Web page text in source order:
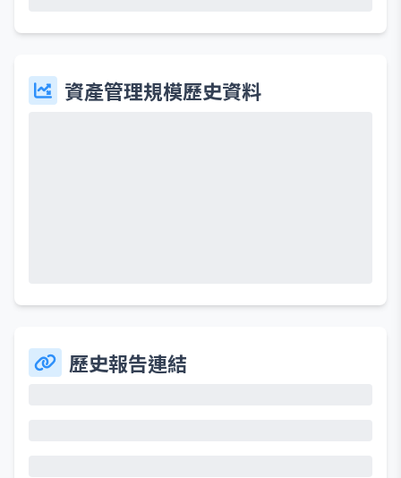
資產管理規模歷史資料
歷史報告連結